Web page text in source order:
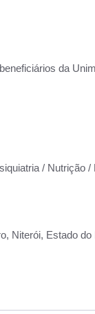
da
/ Nutrição
Niterói, Estado do